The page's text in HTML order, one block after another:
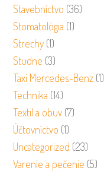
Stavebníctvo (36)
Stomatológia (1)
Strechy (1)
Studne (3)
Taxi Mercedes-Benz (1)
Technika (14)
Textil a obuv (7)
Účtovníctvo (1)
Uncategorized (23)
Varenie a pečenie (5)